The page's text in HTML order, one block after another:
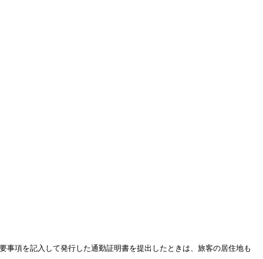
項を記入して発行した通勤証明書を提出したときは、旅客の居住地も